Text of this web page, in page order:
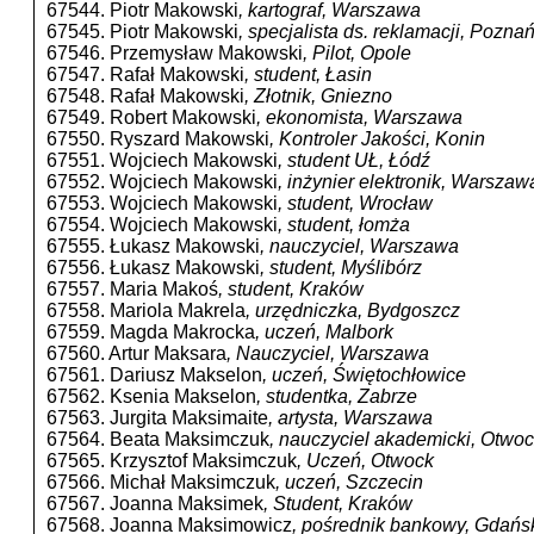
67544. Piotr Makowski, kartograf, Warszawa
67545. Piotr Makowski, specjalista ds. reklamacji, Poznań
67546. Przemysław Makowski, Pilot, Opole
67547. Rafał Makowski, student, Łasin
67548. Rafał Makowski, Złotnik, Gniezno
67549. Robert Makowski, ekonomista, Warszawa
67550. Ryszard Makowski, Kontroler Jakości, Konin
67551. Wojciech Makowski, student UŁ, Łódź
67552. Wojciech Makowski, inżynier elektronik,
67553. Wojciech Makowski, student, Wrocław
67554. Wojciech Makowski, student, łomża
67555. Łukasz Makowski, nauczyciel, Warszawa
67556. Łukasz Makowski, student, Myślibórz
67557. Maria Makoś, student, Kraków
67558. Mariola Makrela, urzędniczka, Bydgoszcz
67559. Magda Makrocka, uczeń, Malbork
67560. Artur Maksara, Nauczyciel, Warszawa
67561. Dariusz Makselon, uczeń, Świętochłowice
67562. Ksenia Makselon, studentka, Zabrze
67563. Jurgita Maksimaite, artysta, Warszawa
67564. Beata Maksimczuk, nauczyciel akademicki,
67565. Krzysztof Maksimczuk, Uczeń, Otwock
67566. Michał Maksimczuk, uczeń, Szczecin
67567. Joanna Maksimek, Student, Kraków
67568. Joanna Maksimowicz, pośrednik bankowy,